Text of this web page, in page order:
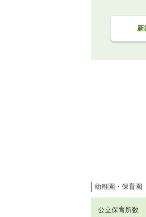
新
幼稚園・保育園
公立保育所数